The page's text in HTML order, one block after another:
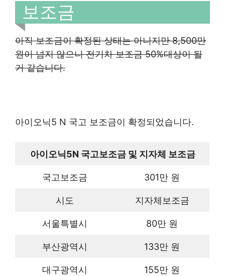
보조금
아직 보조금이 확정된 상태는 아니지만 8,500만
원이 넘지 않으니 전기차 보조금 50%대상이 될
거 같습니다.
아이오닉5 N 국고 보조금이 확정되었습니다.
아이오닉5N 국고보조금 및 지자체 보조금
국고보조금 301만 원
시도 지자체보조금
서울특별시 80만 원
부산광역시 133만 원
대구광역시 155만 원